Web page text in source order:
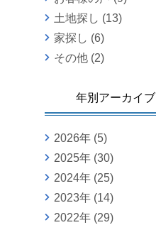
土地探し (13)
家探し (6)
その他(2)
年別アーカイブ
2026年(5)
2025年(30)
2024年(25)
2023年(14)
2022年(29)